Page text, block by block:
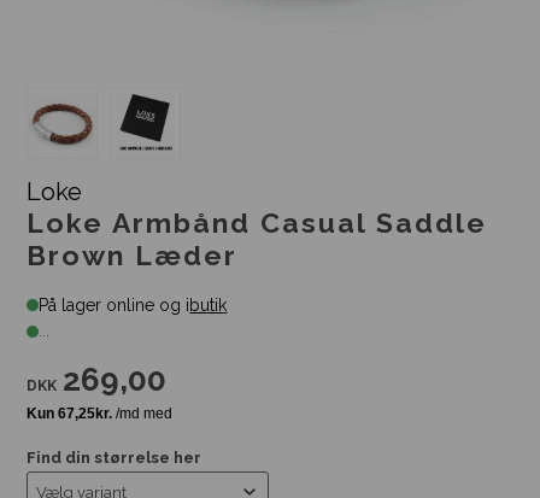
Loke
Loke Armbånd Casual Saddle
Brown Læder
På lager online og ibutik
...
DKK 269,00
Find din størrelse her